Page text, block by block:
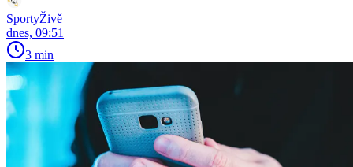
SportyŽivě
dnes, 09:51
3 min